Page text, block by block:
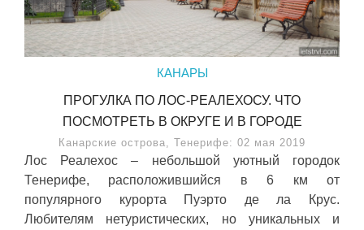
КАНАРЫ
ПРОГУЛКА ПО ЛОС-РЕАЛЕХОСУ. ЧТО
ПОСМОТРЕТЬ В ОКРУГЕ И В ГОРОДЕ
Канарские острова, Тенерифе: 02 мая 2019
Лос Реалехос – небольшой уютный городок
Тенерифе, расположившийся в 6 км от
популярного курорта Пуэрто де ла Крус.
Любителям нетуристических, но уникальных и